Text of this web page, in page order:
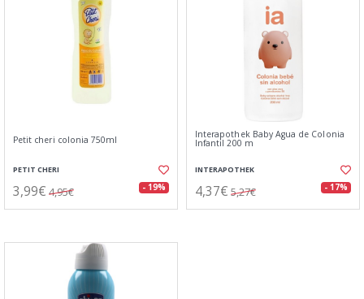
Petit cheri colonia 750ml
PETIT CHERI
3,99€ 4,95€ - 19%
Interapothek Baby Agua de Colonia
Infantil 200 m
INTERAPOTHEK
4,37€ 5,27€ - 17%